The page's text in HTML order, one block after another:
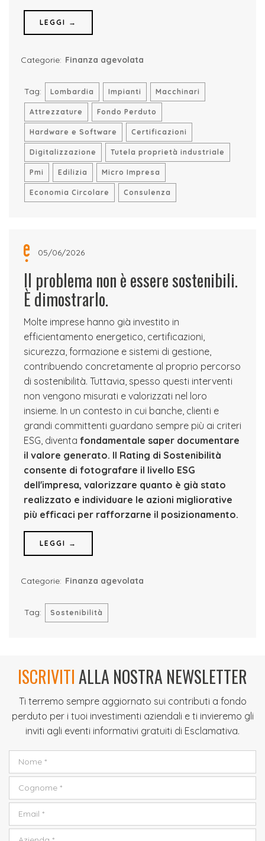
LEGGI →
Categorie: Finanza agevolata
Tag: Lombardia Impianti Macchinari
Attrezzature Fondo Perduto
Hardware e Software Certificazioni
Digitalizzazione Tutela proprietà industriale
Pmi Edilizia Micro Impresa
Economia Circolare Consulenza
05/06/2026
Il problema non è essere sostenibili.
È dimostrarlo.
Molte imprese hanno già investito in
efficientamento energetico, certificazioni,
sicurezza, formazione e sistemi di gestione,
contribuendo concretamente al proprio percorso
di sostenibilità. Tuttavia, spesso questi interventi
non vengono misurati e valorizzati nel loro
insieme. In un contesto in cui banche, clienti e
grandi committenti guardano sempre più ai criteri
ESG, diventa fondamentale saper documentare
il valore generato. Il Rating di Sostenibilità
consente di fotografare il livello ESG
dell'impresa, valorizzare quanto è già stato
realizzato e individuare le azioni migliorative
più efficaci per rafforzarne il posizionamento.
LEGGI →
Categorie: Finanza agevolata
Tag: Sostenibilità
ISCRIVITIALLA NOSTRA NEWSLETTER
Ti terremo sempre aggiornato sui contributi a fondo
perduto per i tuoi investimenti aziendali e ti invieremo gli
inviti agli eventi informativi gratuiti di Esclamativa.